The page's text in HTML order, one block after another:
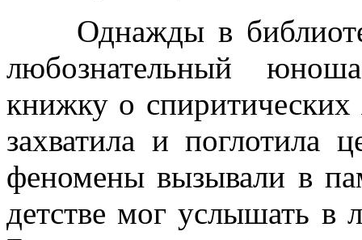
Однажды в
любознательный
книжку о спиритических
захватила и поглотила
феномены вызывали в
детстве мог услышать в